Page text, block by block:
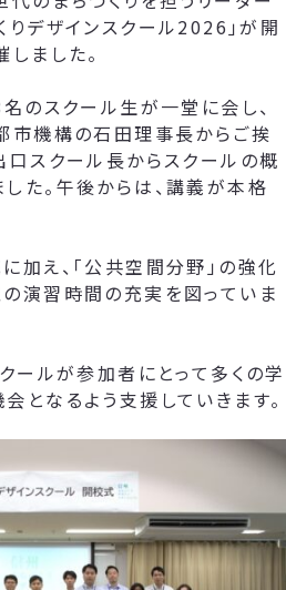
りデザインスクール2026」が開
ました。
のスクール生が一堂に会し、
市機構の石田理事長からご挨
口スクール長からスクールの概
た。午後からは、講義が本格
加え、「公共空間分野」の強化
演習時間の充実を図っていま
ールが参加者にとって多くの学
となるよう支援していきます。